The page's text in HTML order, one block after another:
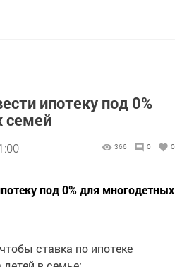
ипотеку под 0%
семей
366 0 0
под 0% для многодетных
ставка по ипотеке